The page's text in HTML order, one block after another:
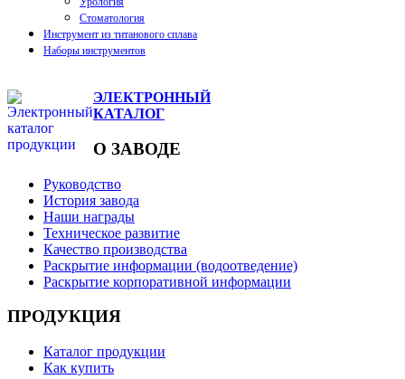
Стоматология
Инструмент из титанового сплава
Наборы инструментов
ЭЛЕКТРОННЫЙ
КАТАЛОГ
О ЗАВОДЕ
Руководство
История завода
Наши награды
Техническое развитие
Качество производства
Раскрытие информации (водоотведение)
Раскрытие корпоративной информации
ПРОДУКЦИЯ
Каталог продукции
Как купить